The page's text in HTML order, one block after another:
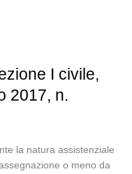
I civile,
2017, n.
la natura assistenziale
o meno da